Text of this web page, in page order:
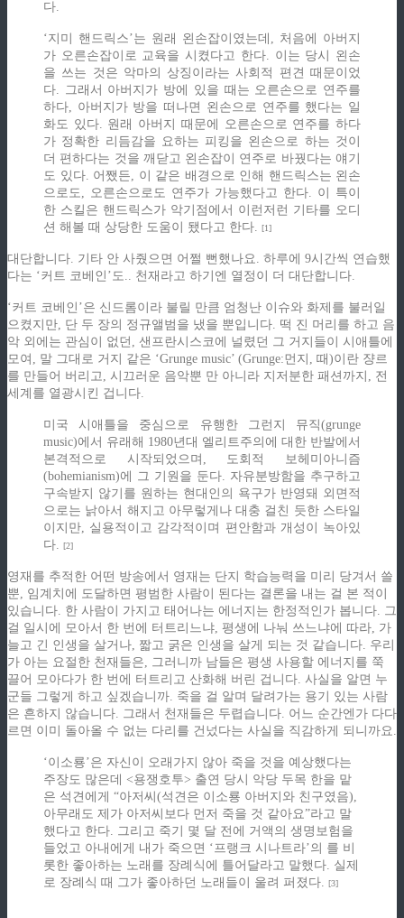
다.
‘지미 핸드릭스’는 원래 왼손잡이였는데, 처음에 아버지
가 오른손잡이로 교육을 시켰다고 한다. 이는 당시 왼손
을 쓰는 것은 악마의 상징이라는 사회적 편견 때문이었
다. 그래서 아버지가 방에 있을 때는 오른손으로 연주를
하다, 아버지가 방을 떠나면 왼손으로 연주를 했다는 일
화도 있다. 원래 아버지 때문에 오른손으로 연주를 하다
가 정확한 리듬감을 요하는 피킹을 왼손으로 하는 것이
더 편하다는 것을 깨닫고 왼손잡이 연주로 바꿨다는 얘기
도 있다. 어쨌든, 이 같은 배경으로 인해 핸드릭스는 왼손
으로도, 오른손으로도 연주가 가능했다고 한다. 이 특이
한 스킬은 핸드릭스가 악기점에서 이런저런 기타를 오디
션 해볼 때 상당한 도움이 됐다고 한다. [1]
대단합니다. 기타 안 사줬으면 어쩔 뻔했나요. 하루에 9시간씩 연습했
다는 ‘커트 코베인’도.. 천재라고 하기엔 열정이 더 대단합니다.
‘커트 코베인’은 신드롬이라 불릴 만큼 엄청난 이슈와 화제를 불러일
으켰지만, 단 두 장의 정규앨범을 냈을 뿐입니다. 떡 진 머리를 하고 음
악 외에는 관심이 없던, 샌프란시스코에 널렸던 그 거지들이 시애틀에
모여, 말 그대로 거지 같은 ‘Grunge music’ (Grunge:먼지, 때)이란 쟝르
를 만들어 버리고, 시끄러운 음악뿐 만 아니라 지저분한 패션까지, 전
세계를 열광시킨 겁니다.
미국 시애틀을 중심으로 유행한 그런지 뮤직(grunge
music)에서 유래해 1980년대 엘리트주의에 대한 반발에서
본격적으로 시작되었으며, 도회적 보헤미아니즘
(bohemianism)에 그 기원을 둔다. 자유분방함을 추구하고
구속받지 않기를 원하는 현대인의 욕구가 반영돼 외면적
으로는 낡아서 해지고 아무렇게나 대충 걸친 듯한 스타일
이지만, 실용적이고 감각적이며 편안함과 개성이 녹아있
다. [2]
영재를 추적한 어떤 방송에서 영재는 단지 학습능력을 미리 당겨서 쓸
뿐, 임계치에 도달하면 평범한 사람이 된다는 결론을 내는 걸 본 적이
있습니다. 한 사람이 가지고 태어나는 에너지는 한정적인가 봅니다. 그
걸 일시에 모아서 한 번에 터트리느냐, 평생에 나눠 쓰느냐에 따라, 가
늘고 긴 인생을 살거나, 짧고 굵은 인생을 살게 되는 것 같습니다. 우리
가 아는 요절한 천재들은, 그러니까 남들은 평생 사용할 에너지를 쭉
끌어 모아다가 한 번에 터트리고 산화해 버린 겁니다. 사실을 알면 누
군들 그렇게 하고 싶겠습니까. 죽을 걸 알며 달려가는 용기 있는 사람
은 흔하지 않습니다. 그래서 천재들은 두렵습니다. 어느 순간엔가 다다
르면 이미 돌아올 수 없는 다리를 건넜다는 사실을 직감하게 되니까요.
‘이소룡’은 자신이 오래가지 않아 죽을 것을 예상했다는
주장도 많은데 <용쟁호투> 출연 당시 악당 두목 한을 맡
은 석견에게 “아저씨(석견은 이소룡 아버지와 친구였음),
아무래도 제가 아저씨보다 먼저 죽을 것 같아요”라고 말
했다고 한다. 그리고 죽기 몇 달 전에 거액의 생명보험을
들었고 아내에게 내가 죽으면 ‘프랭크 시나트라’의 를 비
롯한 좋아하는 노래를 장례식에 틀어달라고 말했다. 실제
로 장례식 때 그가 좋아하던 노래들이 울려 퍼졌다. [3]